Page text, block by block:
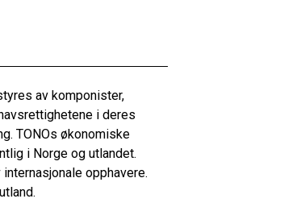
av komponister,
i deres
TONOs økonomiske
i Norge og utlandet.
opphavere.